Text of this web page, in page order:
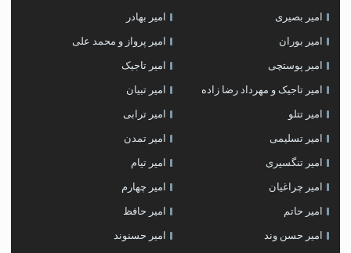
امیر بصیری امیر بهادر
امیر بوران امیر پرواز و محمد علی
امیر پوستچی امیر تاجیک
امیر تاجیک و مهرداد رضا زاده امیر تبیان
امیر تتلو امیر ترابی
امیر تسلیمی امیر تمدن
امیر تنگسیری امیر تیام
امیر چراغیان امیر چهارم
امیر حاتم امیر حافظ
امیر حسن وند امیر حسنوند